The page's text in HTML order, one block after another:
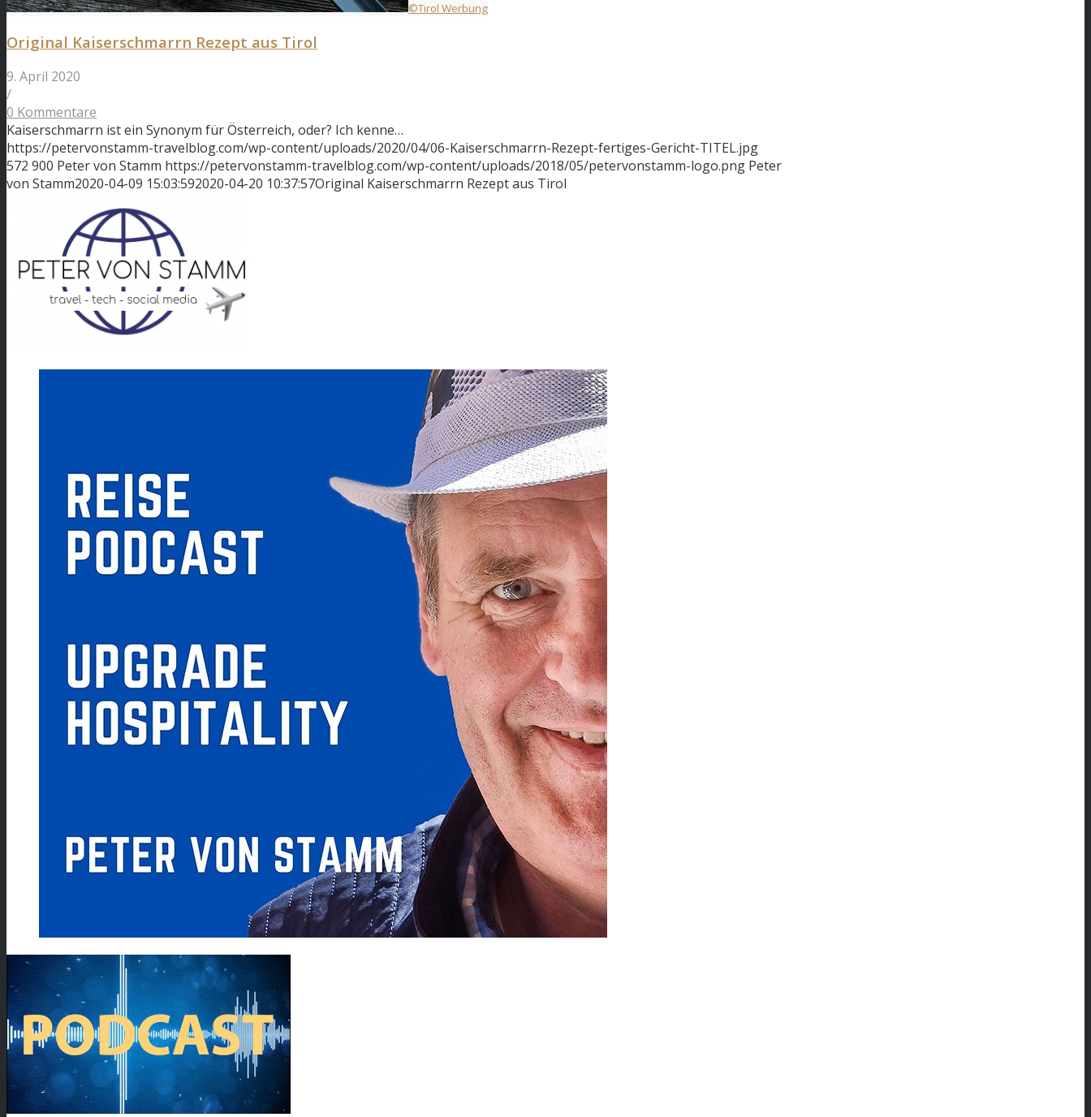
©Tirol Werbung
Original Kaiserschmarrn Rezept aus Tirol
9. April 2020
/
0 Kommentare
Kaiserschmarrn ist ein Synonym für Österreich, oder? Ich kenne…
https://petervonstamm-travelblog.com/wp-content/uploads/2020/04/06-Kaiserschmarrn-Rezept-fertiges-Gericht-TITEL.jpg
572 900 Peter von Stamm https://petervonstamm-travelblog.com/wp-content/uploads/2018/05/petervonstamm-logo.png Peter
von Stamm2020-04-09 15:03:592020-04-20 10:37:57Original Kaiserschmarrn Rezept aus Tirol